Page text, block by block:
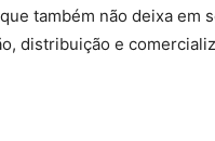
também não deixa
distribuição e